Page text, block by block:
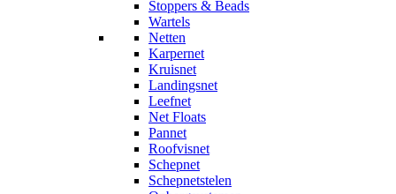
Stoppers & Beads
Wartels
Netten
Karpernet
Kruisnet
Landingsnet
Leefnet
Net Floats
Pannet
Roofvisnet
Schepnet
Schepnetstelen